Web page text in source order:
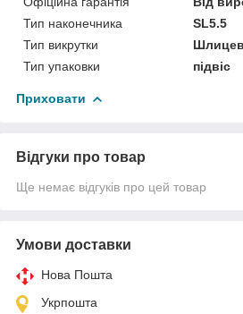
Тип наконечника
SL5.5
Тип викрутки
Тип упаковки
підвіс
Приховати
Відгуки про товар
Ще немає відгуків про цей товар
Умови доставки
Нова Пошта
Укрпошта